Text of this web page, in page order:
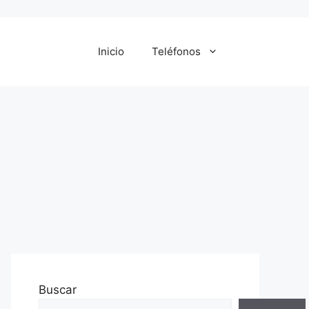
Inicio Teléfonos
Buscar